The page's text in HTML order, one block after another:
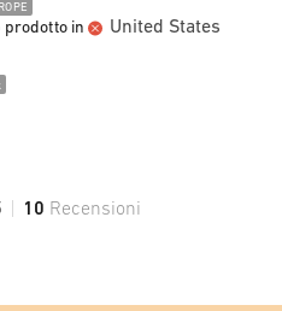
prodotto in United States
10 Recensioni